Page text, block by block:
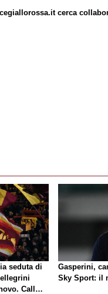
cerca
seduta di
Call
Gasperini,
Sky Sport: il